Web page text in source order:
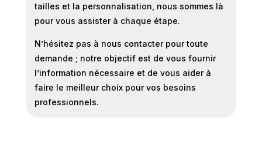
tailles et la personnalisation, nous sommes là
pour vous assister à chaque étape.
N’hésitez pas à nous contacter pour toute
demande ; notre objectif est de vous fournir
l’information nécessaire et de vous aider à
faire le meilleur choix pour vos besoins
professionnels.